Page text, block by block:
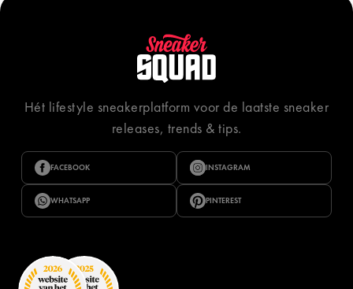
Hét lifestyle sneakerplatform voor de laatste sneaker
releases, trends & tips.
FACEBOOK INSTAGRAM
WHATSAPP PINTEREST